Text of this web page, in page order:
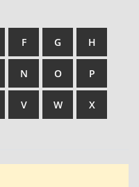
F G H
N O P
V W X